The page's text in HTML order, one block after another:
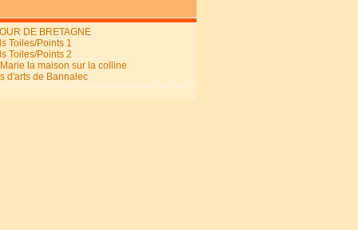
DE BRETAGNE
Toiles/Points 1
Toiles/Points 2
la maison sur la colline
d'arts de Bannalec